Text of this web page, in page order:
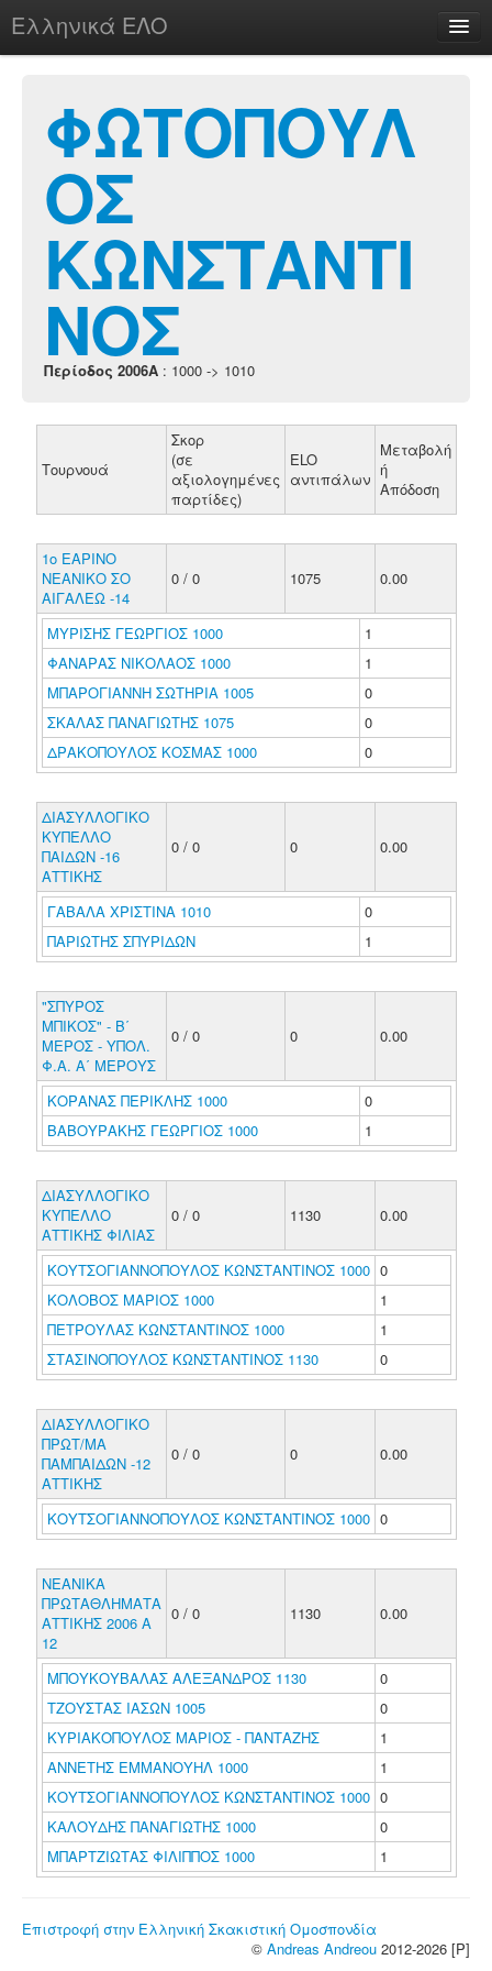
Ελληνικά ΕΛΟ
chesstu.be @ discord
Login
ΦΩΤΟΠΟΥΛ
ΟΣ
ΚΩΝΣΤΑΝΤΙ
ΝΟΣ
Περίοδος 2006A : 1000 -> 1010
Τουρνουά
Σκορ
(σε
αξιολογημένες
παρτίδες)
ELO
αντιπάλων
Μεταβολή
ή
Απόδοση
1ο ΕΑΡΙΝΟ
ΝΕΑΝΙΚΟ ΣΟ
ΑΙΓΑΛΕΩ -14
0 / 0 1075 0.00
ΜΥΡΙΣΗΣ ΓΕΩΡΓΙΟΣ 1000
1
ΦΑΝΑΡΑΣ ΝΙΚΟΛΑΟΣ 1000
1
ΜΠΑΡΟΓΙΑΝΝΗ ΣΩΤΗΡΙΑ 1005
0
ΣΚΑΛΑΣ ΠΑΝΑΓΙΩΤΗΣ 1075
0
ΔΡΑΚΟΠΟΥΛΟΣ ΚΟΣΜΑΣ 1000
0
ΔΙΑΣΥΛΛΟΓΙΚΟ
ΚΥΠΕΛΛΟ
ΠΑΙΔΩΝ -16
ΑΤΤΙΚΗΣ
0 / 0 0 0.00
ΓΑΒΑΛΑ ΧΡΙΣΤΙΝΑ 1010
0
ΠΑΡΙΩΤΗΣ ΣΠΥΡΙΔΩΝ
1
"ΣΠΥΡΟΣ
ΜΠΙΚΟΣ" - Β΄
ΜΕΡΟΣ - ΥΠΟΛ.
Φ.Α. Α΄ ΜΕΡΟΥΣ
0 / 0 0 0.00
ΚΟΡΑΝΑΣ ΠΕΡΙΚΛΗΣ 1000
0
ΒΑΒΟΥΡΑΚΗΣ ΓΕΩΡΓΙΟΣ 1000
1
ΔΙΑΣΥΛΛΟΓΙΚΟ
ΚΥΠΕΛΛΟ
ΑΤΤΙΚΗΣ ΦΙΛΙΑΣ
0 / 0 1130 0.00
ΚΟΥΤΣΟΓΙΑΝΝΟΠΟΥΛΟΣ ΚΩΝΣΤΑΝΤΙΝΟΣ 1000 0
ΚΟΛΟΒΟΣ ΜΑΡΙΟΣ 1000
1
ΠΕΤΡΟΥΛΑΣ ΚΩΝΣΤΑΝΤΙΝΟΣ 1000
1
ΣΤΑΣΙΝΟΠΟΥΛΟΣ ΚΩΝΣΤΑΝΤΙΝΟΣ 1130
0
ΔΙΑΣΥΛΛΟΓΙΚΟ
ΠΡΩΤ/ΜΑ
ΠΑΜΠΑΙΔΩΝ -12
ΑΤΤΙΚΗΣ
0 / 0 0 0.00
ΚΟΥΤΣΟΓΙΑΝΝΟΠΟΥΛΟΣ ΚΩΝΣΤΑΝΤΙΝΟΣ 1000 0
ΝΕΑΝΙΚΑ
ΠΡΩΤΑΘΛΗΜΑΤΑ
ΑΤΤΙΚΗΣ 2006 Α
12
0 / 0 1130 0.00
ΜΠΟΥΚΟΥΒΑΛΑΣ ΑΛΕΞΑΝΔΡΟΣ 1130
0
ΤΖΟΥΣΤΑΣ ΙΑΣΩΝ 1005
0
ΚΥΡΙΑΚΟΠΟΥΛΟΣ ΜΑΡΙΟΣ - ΠΑΝΤΑΖΗΣ
1
ΑΝΝΕΤΗΣ ΕΜΜΑΝΟΥΗΛ 1000
1
ΚΟΥΤΣΟΓΙΑΝΝΟΠΟΥΛΟΣ ΚΩΝΣΤΑΝΤΙΝΟΣ 1000 0
ΚΑΛΟΥΔΗΣ ΠΑΝΑΓΙΩΤΗΣ 1000
0
ΜΠΑΡΤΖΙΩΤΑΣ ΦΙΛΙΠΠΟΣ 1000
1
Επιστροφή στην Ελληνική Σκακιστική Ομοσπονδία
© Andreas Andreou 2012-2026 [P]